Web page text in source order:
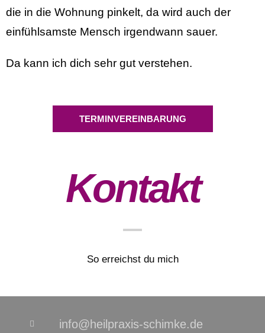
die in die Wohnung pinkelt, da wird auch der
einfühlsamste Mensch irgendwann sauer.
Da kann ich dich sehr gut verstehen.
TERMINVEREINBARUNG
Kontakt
So erreichst du mich
info@heilpraxis-schimke.de